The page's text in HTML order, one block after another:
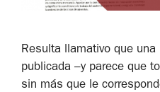
Resulta llamativo que
publicada –y parece que
sin más que le